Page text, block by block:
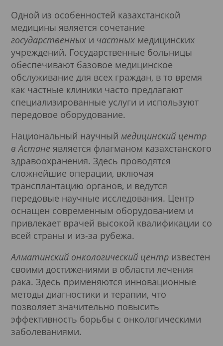
Одной из особенностей казахстанской
медицины является сочетание
государственных и частных медицинских
учреждений. Государственные больницы
обеспечивают базовое медицинское
обслуживание для всех граждан, в то время
как частные клиники часто предлагают
специализированные услуги и используют
передовое оборудование.
Национальный научный медицинский центр
в Астане является флагманом казахстанского
здравоохранения. Здесь проводятся
сложнейшие операции, включая
трансплантацию органов, и ведутся
передовые научные исследования. Центр
оснащен современным оборудованием и
привлекает врачей высокой квалификации со
всей страны и из-за рубежа.
Алматинский онкологический центр известен
своими достижениями в области лечения
рака. Здесь применяются инновационные
методы диагностики и терапии, что
позволяет значительно повысить
эффективность борьбы с онкологическими
заболеваниями.